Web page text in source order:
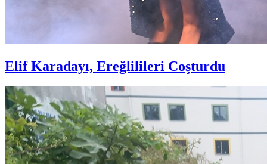
Elif Karadayı, Ereğlilileri Coşturdu